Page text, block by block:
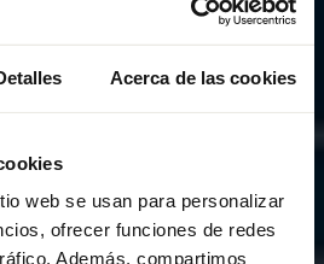
Acerca de las cookies
web se usan para personalizar
ofrecer funciones de redes
Además, compartimos